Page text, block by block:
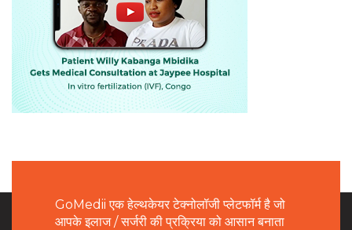
GoMedii एक हेल्थकेयर टेक्नोलॉजी प्लेटफॉर्म है जो
आपके इलाज / सर्जरी की प्रक्रिया को आसान बनाता